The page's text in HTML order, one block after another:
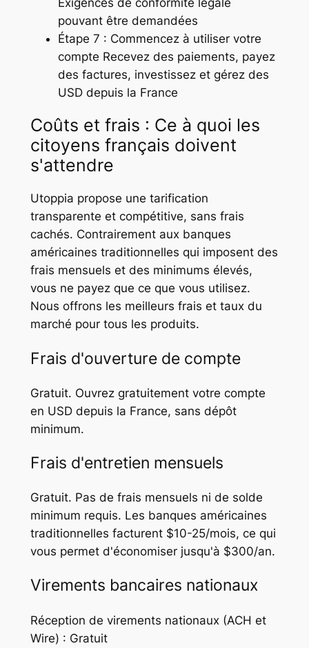
pouvant être demandées
Étape 7 : Commencez à utiliser votre
compte Recevez des paiements, payez
des factures, investissez et gérez des
USD depuis la France
Coûts et frais : Ce à quoi les
citoyens français doivent
s'attendre
Utoppia propose une tarification
transparente et compétitive, sans frais
cachés. Contrairement aux banques
américaines traditionnelles qui imposent des
frais mensuels et des minimums élevés,
vous ne payez que ce que vous utilisez.
Nous offrons les meilleurs frais et taux du
marché pour tous les produits.
Frais d'ouverture de compte
Gratuit. Ouvrez gratuitement votre compte
en USD depuis la France, sans dépôt
minimum.
Frais d'entretien mensuels
Gratuit. Pas de frais mensuels ni de solde
minimum requis. Les banques américaines
traditionnelles facturent $10-25/mois, ce qui
vous permet d'économiser jusqu'à $300/an.
Virements bancaires nationaux
Réception de virements nationaux (ACH et
Wire) : Gratuit